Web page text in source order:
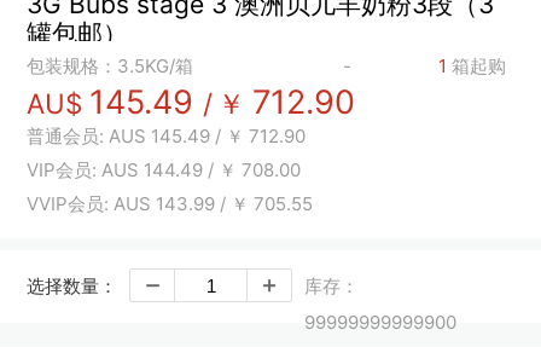
罐包邮）
包装规格：3.5KG/箱 - 1 箱起购
AU$ 145.49 / ￥ 712.90
普通会员:AUS 145.49 / ￥712.90
VIP会员:AUS 144.49 / ￥708.00
VVIP会员:AUS 143.99 / ￥705.55
选择数量：
库存：
99999999999900